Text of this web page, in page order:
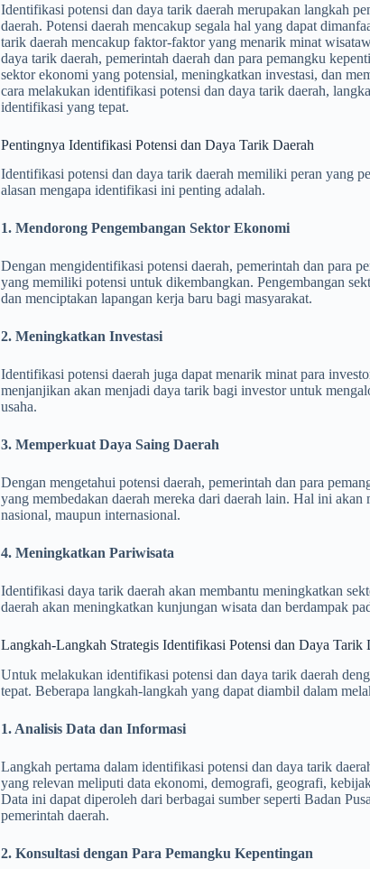
Identifikasi potensi dan daya tarik daerah merupakan langkah
daerah. Potensi daerah mencakup segala hal yang dapat
tarik daerah mencakup faktor-faktor yang menarik minat
daya tarik daerah, pemerintah daerah dan para pemangku
sektor ekonomi yang potensial, meningkatkan investasi, dan
cara melakukan identifikasi potensi dan daya tarik daerah,
identifikasi yang tepat.
Pentingnya Identifikasi Potensi dan Daya Tarik Daerah
Identifikasi potensi dan daya tarik daerah memiliki peran yang
alasan mengapa identifikasi ini penting adalah.
1. Mendorong Pengembangan Sektor Ekonomi
Dengan mengidentifikasi potensi daerah, pemerintah dan para
yang memiliki potensi untuk dikembangkan. Pengembangan
dan menciptakan lapangan kerja baru bagi masyarakat.
2. Meningkatkan Investasi
Identifikasi potensi daerah juga dapat menarik minat para
menjanjikan akan menjadi daya tarik bagi investor untuk
usaha.
3. Memperkuat Daya Saing Daerah
Dengan mengetahui potensi daerah, pemerintah dan para
yang membedakan daerah mereka dari daerah lain. Hal ini
nasional, maupun internasional.
4. Meningkatkan Pariwisata
Identifikasi daya tarik daerah akan membantu meningkatkan
daerah akan meningkatkan kunjungan wisata dan berdampak
Langkah-Langkah Strategis Identifikasi Potensi dan Daya Tarik
Untuk melakukan identifikasi potensi dan daya tarik daerah
tepat. Beberapa langkah-langkah yang dapat diambil dalam
1. Analisis Data dan Informasi
Langkah pertama dalam identifikasi potensi dan daya tarik
yang relevan meliputi data ekonomi, demografi, geografi,
Data ini dapat diperoleh dari berbagai sumber seperti Badan
pemerintah daerah.
2. Konsultasi dengan Para Pemangku Kepentingan